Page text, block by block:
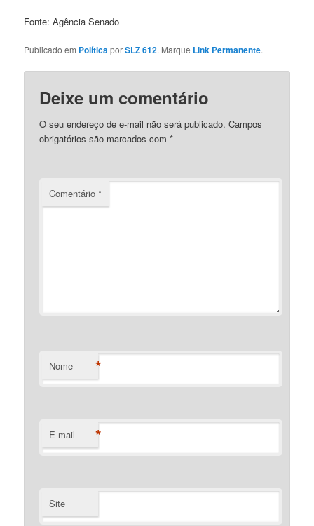
Fonte: Agência Senado
Publicado em PolíticaporSLZ 612. Marque Link Permanente.
Deixe um comentário
O seu endereço de e-mail não será publicado. Campos
obrigatórios são marcados com*
Comentário*
Nome *
E-mail *
Site